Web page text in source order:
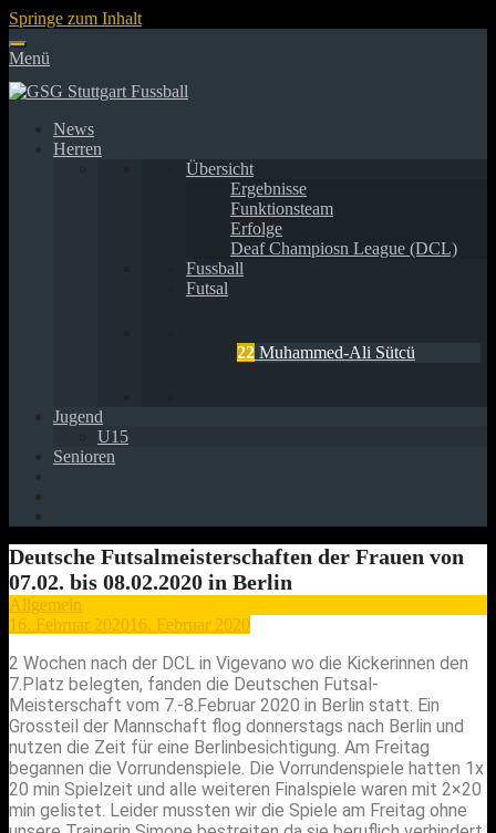
Springe zum Inhalt
Menü
News
Herren
Übersicht
Ergebnisse
Funktionsteam
Erfolge
Deaf Champiosn League (DCL)
Fussball
Futsal
22 Muhammed-Ali Sütcü
Jugend
U15
Senioren
Deutsche Futsalmeisterschaften der Frauen von
07.02. bis 08.02.2020 in Berlin
Allgemein
16. Februar 2020 16. Februar 2020
2 Wochen nach der DCL in Vigevano wo die Kickerinnen den
7.Platz belegten, fanden die Deutschen Futsal-
Meisterschaft vom 7.-8.Februar 2020 in Berlin statt. Ein
Grossteil der Mannschaft flog donnerstags nach Berlin und
nutzen die Zeit für eine Berlinbesichtigung. Am Freitag
begannen die Vorrundenspiele. Die Vorrundenspiele hatten 1x
20 min Spielzeit und alle weiteren Finalspiele waren mit 2×20
min gelistet. Leider mussten wir die Spiele am Freitag ohne